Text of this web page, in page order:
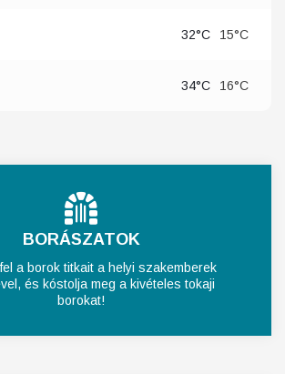
32°C 15°C
34°C 16°C
BORÁSZATOK
a borok titkait a helyi szakemberek
és kóstolja meg a kivételes tokaji
borokat!